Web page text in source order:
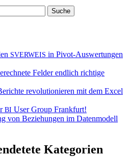
SVERWEIS in Pivot-Auswertungen
Felder endlich richtige
revolutionieren mit dem Excel
BI User Group Frankfurt!
von Beziehungen im Datenmodell
Kategorien